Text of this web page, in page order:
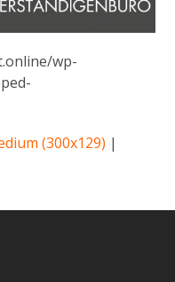
wp-
(300x129) |